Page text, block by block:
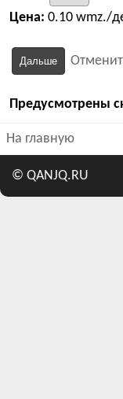
Цена: 0.10 wmz./
Предусмотрены
На главную
© QANJQ.RU